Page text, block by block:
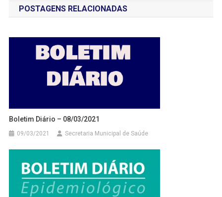
Post
POSTAGENS RELACIONADAS
Boletim Diário – 08/03/2021
09/03/2021 Secretaria Municipal de Saúde